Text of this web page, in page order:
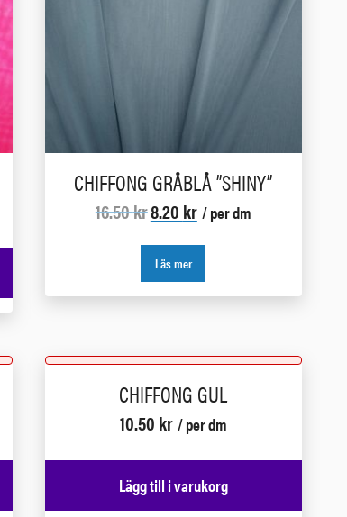
CHIFFONG GRÅBLÅ ”SHINY”
16.50kr Det
ursprungliga
priset
var:
16.50 kr.
8.20 krDet
nuvarande
priset
8.20 kr.
/ per dm
Läs mer
CHIFFONG GUL
10.50 kr / per dm
Lägg till i varukorg